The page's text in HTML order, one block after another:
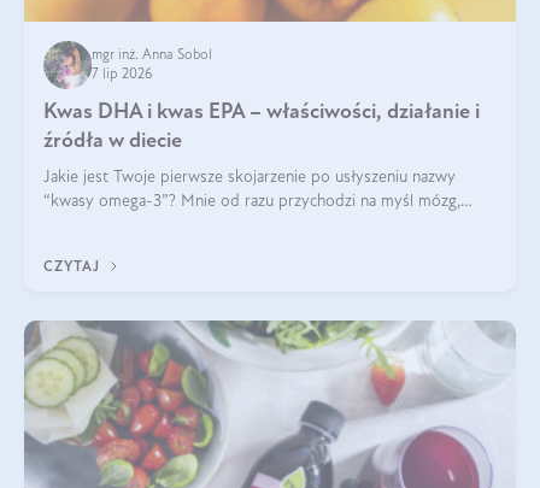
mgr inż. Anna Sobol
7 lip 2026
Kwas DHA i kwas EPA – właściwości, działanie i
źródła w diecie
Jakie jest Twoje pierwsze skojarzenie po usłyszeniu nazwy
“kwasy omega-3”? Mnie od razu przychodzi na myśl mózg,
EPA.
CZYTAJ